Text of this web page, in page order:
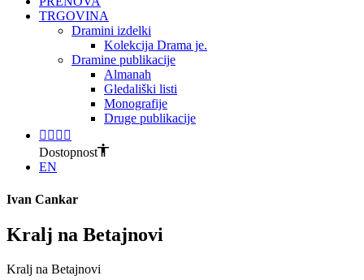
TRGOVINA
Dramini izdelki
Kolekcija Drama je.
Dramine publikacije
Almanah
Gledališki listi
Monografije
Druge publikacije
Dostopnost
EN
Ivan Cankar
Kralj na Betajnovi
Kralj na Betajnovi